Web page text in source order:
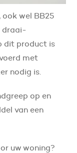
wel BB25
draai-
dit product is
met
nodig is.
op en
van een
uw woning?